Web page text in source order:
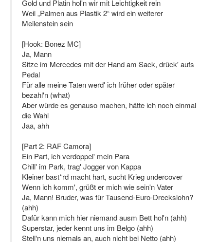
Gold und Platin hol'n wir mit Leichtigkeit rein
Weil „Palmen aus Plastik 2“ wird ein weiterer
Meilenstein sein
[Hook: Bonez MC]
Ja, Mann
Sitze im Mercedes mit der Hand am Sack, drück' aufs
Pedal
Für alle meine Taten werd' ich früher oder später
bezahl'n (what)
Aber würde es genauso machen, hätte ich noch einmal
die Wahl
Jaa, ahh
[Part 2: RAF Camora]
Ein Part, ich verdoppel' mein Para
Chill' im Park, trag' Jogger von Kappa
Kleiner bast*rd macht hart, sucht Krieg undercover
Wenn ich komm', grüßt er mich wie sein'n Vater
Ja, Mann! Bruder, was für Tausend-Euro-Dreckslohn?
(ahh)
Dafür kann mich hier niemand ausm Bett hol'n (ahh)
Superstar, jeder kennt uns im Belgo (ahh)
Stell'n uns niemals an, auch nicht bei Netto (ahh)